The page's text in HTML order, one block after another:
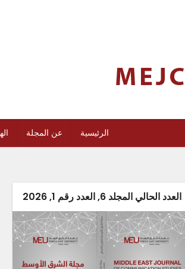
الرئيسية عن المجلة
العدد الحالي المجلد 6, العدد رقم 1, 2026